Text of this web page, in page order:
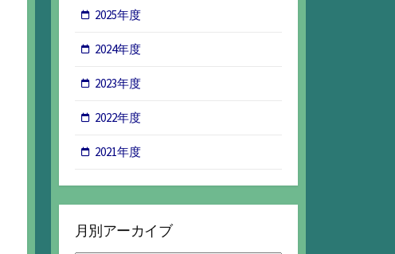
2025年度
2024年度
2023年度
2022年度
2021年度
月別アーカイブ